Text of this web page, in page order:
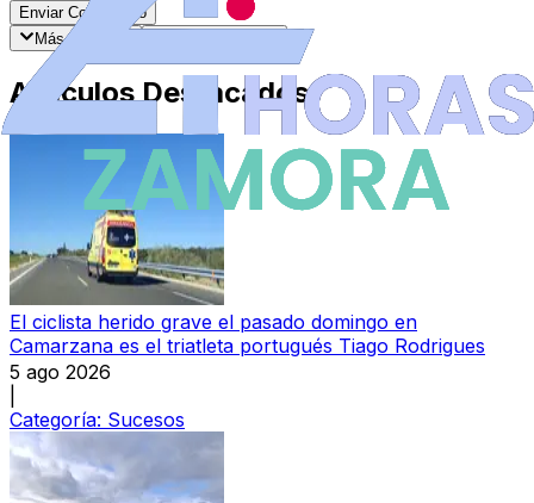
Enviar Comentario
Más recientes
Artículos Destacados
El ciclista herido grave el pasado domingo en
Camarzana es el triatleta portugués Tiago Rodrigues
5 ago 2026
Categoría: Sucesos